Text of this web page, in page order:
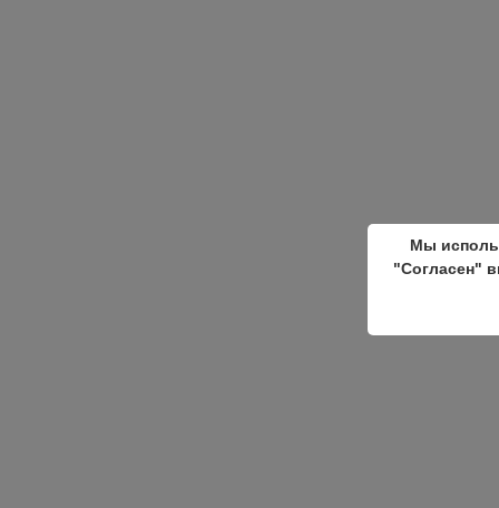
Мы
"Согласен"